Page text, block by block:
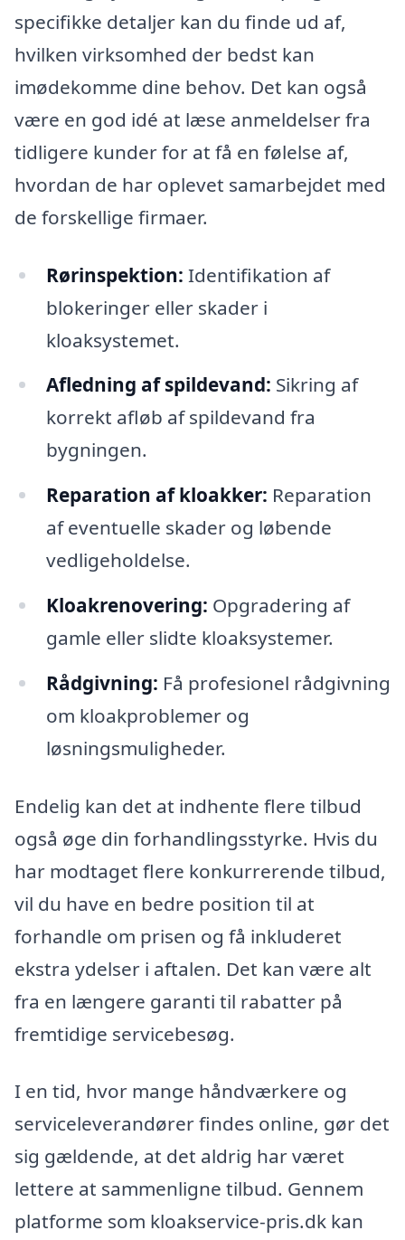
specifikke detaljer kan du finde ud af,
hvilken virksomhed der bedst kan
imødekomme dine behov. Det kan også
være en god idé at læse anmeldelser fra
tidligere kunder for at få en følelse af,
hvordan de har oplevet samarbejdet med
de forskellige firmaer.
Rørinspektion: Identifikation af
blokeringer eller skader i
kloaksystemet.
Afledning af spildevand: Sikring af
korrekt afløb af spildevand fra
bygningen.
Reparation af kloakker: Reparation
af eventuelle skader og løbende
vedligeholdelse.
Kloakrenovering: Opgradering af
gamle eller slidte kloaksystemer.
Rådgivning: Få profesionel rådgivning
om kloakproblemer og
løsningsmuligheder.
Endelig kan det at indhente flere tilbud
også øge din forhandlingsstyrke. Hvis du
har modtaget flere konkurrerende tilbud,
vil du have en bedre position til at
forhandle om prisen og få inkluderet
ekstra ydelser i aftalen. Det kan være alt
fra en længere garanti til rabatter på
fremtidige servicebesøg.
I en tid, hvor mange håndværkere og
serviceleverandører findes online, gør det
sig gældende, at det aldrig har været
lettere at sammenligne tilbud. Gennem
platforme som kloakservice-pris.dk kan